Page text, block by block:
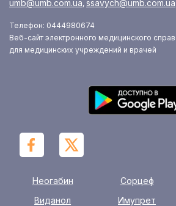
umb@umb.com.ua, ssavych@umb.com.ua
Телефон: 0444980674
Веб-сайт электронного медицинского
для медицинских учреждений и врачей
Неогабин Сорцеф
Виданол
Имупрет